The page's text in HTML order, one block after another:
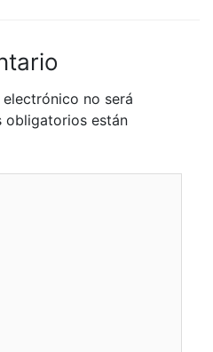
no será
obligatorios están